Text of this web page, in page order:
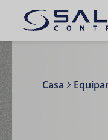
Casa